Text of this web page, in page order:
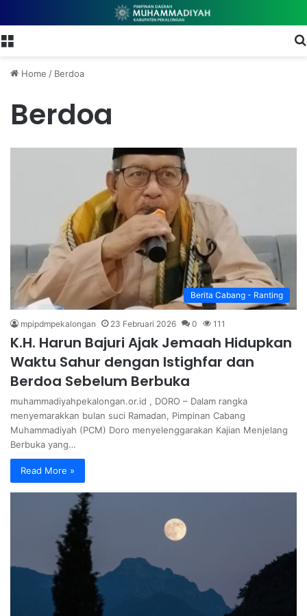
Home / Berdoa
Berdoa
Berita Cabang - Ranting
mpipdmpekalongan 23 Februari 2026 0 111
K.H. Harun Bajuri Ajak Jemaah Hidupkan
Waktu Sahur dengan Istighfar dan
Berdoa Sebelum Berbuka
muhammadiyahpekalongan.or.id , DORO – Dalam rangka
menyemarakkan bulan suci Ramadan, Pimpinan Cabang
Muhammadiyah (PCM) Doro menyelenggarakan Kajian Menjelang
Berbuka yang…
Read More »